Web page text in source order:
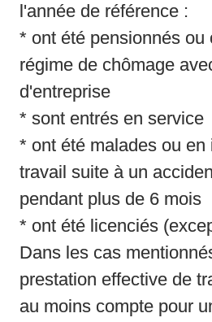
l'année de référence :
* ont été pensionnés ou
régime de chômage
d'entreprise
* sont entrés en service
* ont été malades ou en
travail suite à un
pendant plus de 6 mois
* ont été licenciés
Dans les cas
prestation effective de
au moins compte pour